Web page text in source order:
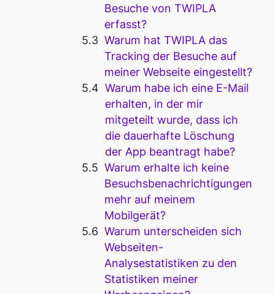
Besuche von TWIPLA
erfasst?
Warum hat TWIPLA das
Tracking der Besuche auf
meiner Webseite eingestellt?
Warum habe ich eine E-Mail
erhalten, in der mir
mitgeteilt wurde, dass ich
die dauerhafte Löschung
der App beantragt habe?
Warum erhalte ich keine
Besuchsbenachrichtigungen
mehr auf meinem
Mobilgerät?
Warum unterscheiden sich
Webseiten-
Analysestatistiken zu den
Statistiken meiner